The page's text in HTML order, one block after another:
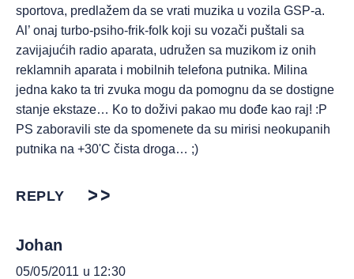
sportova, predlažem da se vrati muzika u vozila GSP-a.
Al’ onaj turbo-psiho-frik-folk koji su vozači puštali sa
zavijajućih radio aparata, udružen sa muzikom iz onih
reklamnih aparata i mobilnih telefona putnika. Milina
jedna kako ta tri zvuka mogu da pomognu da se dostigne
stanje ekstaze… Ko to doživi pakao mu dođe kao raj! :P
PS zaboravili ste da spomenete da su mirisi neokupanih
putnika na +30'C čista droga… ;)
REPLY
Johan
05/05/2011 u 12:30